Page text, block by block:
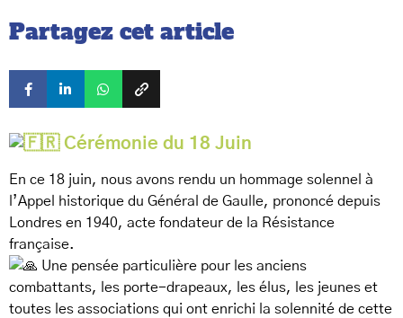
Partagez cet article
Cérémonie du 18 Juin
En ce 18 juin, nous avons rendu un hommage solennel à
l’Appel historique du Général de Gaulle, prononcé depuis
Londres en 1940, acte fondateur de la Résistance
française.
Une pensée particulière pour les anciens
combattants, les porte-drapeaux, les élus, les jeunes et
toutes les associations qui ont enrichi la solennité de cette